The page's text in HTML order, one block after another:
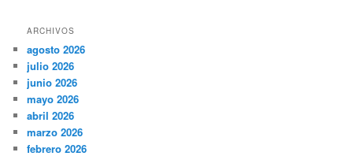
ARCHIVOS
agosto 2026
julio 2026
junio 2026
mayo 2026
abril 2026
marzo 2026
febrero 2026